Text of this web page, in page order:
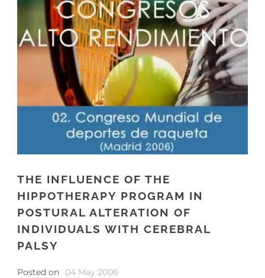
THE INFLUENCE OF THE
HIPPOTHERAPY PROGRAM IN
POSTURAL ALTERATION OF
INDIVIDUALS WITH CEREBRAL
PALSY
Posted on
04 May 2006